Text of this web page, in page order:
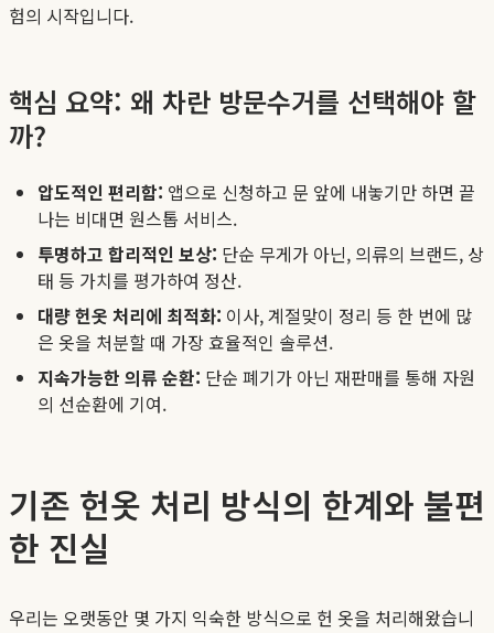
험의 시작입니다.
핵심 요약: 왜 차란 방문수거를 선택해야 할
까?
압도적인 편리함: 앱으로 신청하고 문 앞에 내놓기만 하면 끝
나는 비대면 원스톱 서비스.
투명하고 합리적인 보상: 단순 무게가 아닌, 의류의 브랜드, 상
태 등 가치를 평가하여 정산.
대량 헌옷 처리에 최적화: 이사, 계절맞이 정리 등 한 번에 많
은 옷을 처분할 때 가장 효율적인 솔루션.
지속가능한 의류 순환: 단순 폐기가 아닌 재판매를 통해 자원
의 선순환에 기여.
기존 헌옷 처리 방식의 한계와 불편
한 진실
우리는 오랫동안 몇 가지 익숙한 방식으로 헌 옷을 처리해왔습니